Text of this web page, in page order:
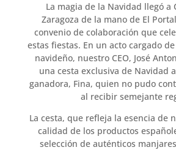
La magia de la Navidad llegó a
Zaragoza de la mano de El
convenio de colaboración que
estas fiestas. En un acto cargado
navideño, nuestro CEO, José
una cesta exclusiva de Navidad
ganadora, Fina, quien no pudo
al recibir semejante
La cesta, que refleja la esencia de
calidad de los productos
selección de auténticos